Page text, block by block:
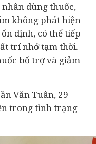
nhân dùng thuốc,
không phát hiện
định, có thể tiếp
trí nhớ tạm thời.
bổ trợ và giảm
Văn Tuân, 29
trong tình trạng